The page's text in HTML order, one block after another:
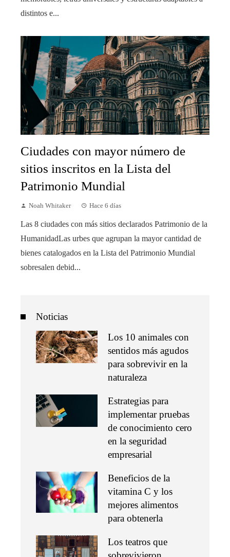
distintos e...
Ciudades con mayor número de
sitios inscritos en la Lista del
Patrimonio Mundial
Noah Whitaker Hace 6 días
Las 8 ciudades con más sitios declarados Patrimonio de la
HumanidadLas urbes que agrupan la mayor cantidad de
bienes catalogados en la Lista del Patrimonio Mundial
sobresalen debid...
Noticias
Los 10 animales con
sentidos más agudos
para sobrevivir en la
naturaleza
Estrategias para
implementar pruebas
de conocimiento cero
en la seguridad
empresarial
Beneficios de la
vitamina C y los
mejores alimentos
para obtenerla
Los teatros que